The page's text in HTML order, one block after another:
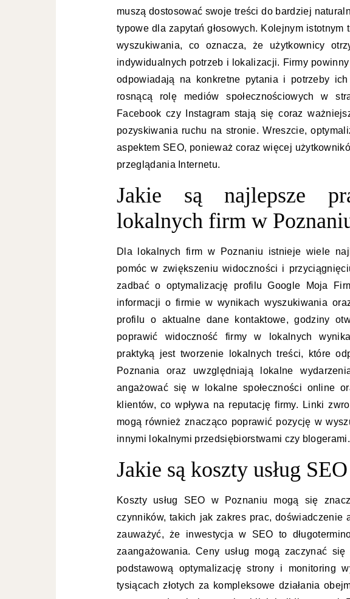
muszą dostosować swoje treści do bardziej
typowe dla zapytań głosowych. Kolejnym
wyszukiwania, co oznacza, że użytkownicy
indywidualnych potrzeb i lokalizacji. Firmy
odpowiadają na konkretne pytania i potrzeby
rosnącą rolę mediów społecznościowych w
Facebook czy Instagram stają się coraz
pozyskiwania ruchu na stronie. Wreszcie,
aspektem SEO, ponieważ coraz więcej
przeglądania Internetu.
Jakie są najlepsze
lokalnych firm w
Dla lokalnych firm w Poznaniu istnieje wiele
pomóc w zwiększeniu widoczności i
zadbać o optymalizację profilu Google Moja
informacji o firmie w wynikach wyszukiwania
profilu o aktualne dane kontaktowe, godziny
poprawić widoczność firmy w lokalnych
praktyką jest tworzenie lokalnych treści, które
Poznania oraz uwzględniają lokalne
angażować się w lokalne społeczności online
klientów, co wpływa na reputację firmy. Linki
mogą również znacząco poprawić pozycję w
innymi lokalnymi przedsiębiorstwami czy blogerami.
Jakie są koszty usług
Koszty usług SEO w Poznaniu mogą się
czynników, takich jak zakres prac, doświadczenie
zauważyć, że inwestycja w SEO to
zaangażowania. Ceny usług mogą zaczynać
podstawową optymalizację strony i monitoring
tysiącach złotych za kompleksowe działania